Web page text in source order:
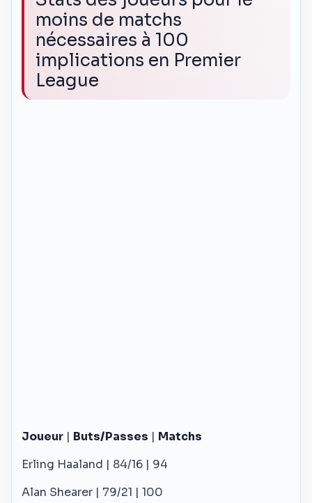
moins de matchs
nécessaires à 100
implications en Premier
League
Joueur | Buts/Passes | Matchs
Erling Haaland | 84/16 | 94
Alan Shearer | 79/21 | 100